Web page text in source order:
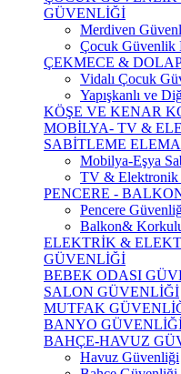
GÜVENLİĞİ
Merdiven
Çocuk Güvenlik
ÇEKMECE &
Vidalı Çocuk
Yapışkanlı ve
KÖŞE VE KENAR
MOBİLYA- TV &
SABİTLEME
Mobilya-Eşya
TV & Elektronik
PENCERE -
Pencere
Balkon&
ELEKTRİK &
GÜVENLİĞİ
BEBEK ODASI
SALON GÜVENLİĞİ
MUTFAK
BANYO
BAHÇE-HAVUZ
Havuz Güvenliği